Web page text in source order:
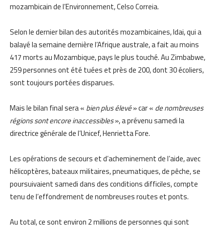
mozambicain de l’Environnement, Celso Correia.
Selon le dernier bilan des autorités mozambicaines, Idai, qui a
balayé la semaine dernière l’Afrique australe, a fait au moins
417 morts au Mozambique, pays le plus touché. Au Zimbabwe,
259 personnes ont été tuées et près de 200, dont 30 écoliers,
sont toujours portées disparues.
Mais le bilan final sera « bien plus élevé» car « de nombreuses
régions sont encore inaccessibles», a prévenu samedi la
directrice générale de l’Unicef, Henrietta Fore.
Les opérations de secours et d’acheminement de l’aide, avec
hélicoptères, bateaux militaires, pneumatiques, de pêche, se
poursuivaient samedi dans des conditions difficiles, compte
tenu de l’effondrement de nombreuses routes et ponts.
Au total, ce sont environ 2 millions de personnes qui sont